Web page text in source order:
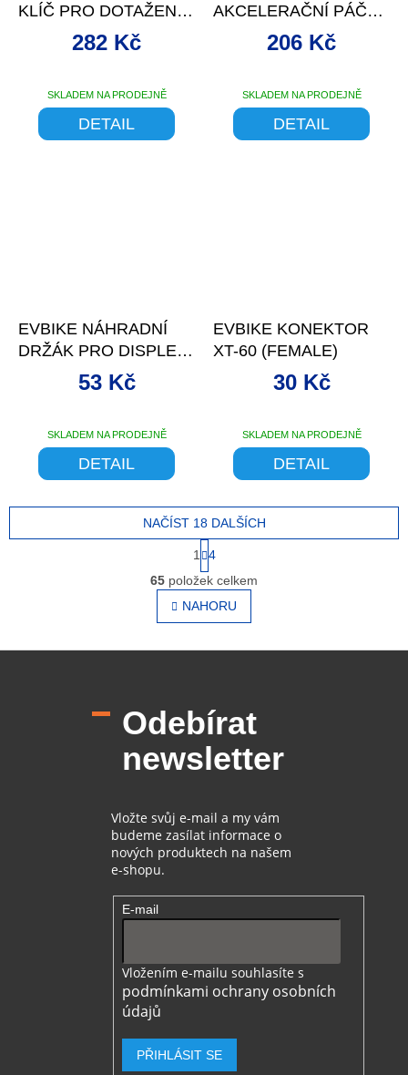
KLÍČ PRO DOTAŽENÍ
MATIC STŘEDOVÉHO
POHONU BBS
SKLADEM NA PRODEJNĚ
282 Kč
DETAIL
AKCELERAČNÍ PÁČKA
PRO STŘEDOVÝ
POHON
Průměrné
hodnocení
produktu
SKLADEM NA PRODEJNĚ
206 Kč
DETAIL
EVBIKE NÁHRADNÍ
DRŽÁK PRO DISPLEJ
C18, LEVÝ
SKLADEM NA PRODEJNĚ
53 Kč
DETAIL
EVBIKE KONEKTOR
XT-60 (FEMALE)
SKLADEM NA PRODEJNĚ
30 Kč
DETAIL
O
v
l
á
p
r
v
k
ý
p
i
NAČÍST 18 DALŠÍCH
t
r
á
n
k
v
1
4
65 položek celkem
NAHORU
Odebírat
newsletter
Vložte svůj e-mail a my vám
budeme zasílat informace o
nových produktech na našem
e-shopu.
E-mail
Vložením e-mailu souhlasíte s
podmínkami ochrany osobních
údajů
PŘIHLÁSIT SE